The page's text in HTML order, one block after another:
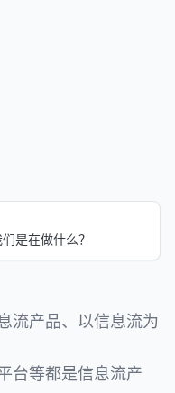
是在做什么？
流产品、以信息流为
台等都是信息流产